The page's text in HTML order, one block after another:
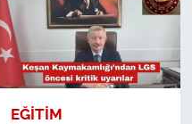
EĞİTİM